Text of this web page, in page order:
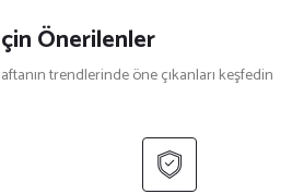
Önerilenler
trendlerinde öne çıkanları keşfedin
Siyah Sarı Biyeli Aşçı Kepi